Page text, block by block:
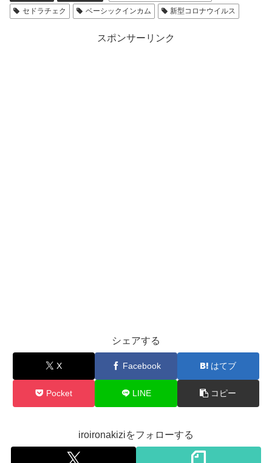
セドラチェク
ベーシックインカム 新型コロナウイルス
スポンサーリンク
シェアする
X Facebook はてブ
Pocket LINE コピー
iroironakiziをフォローする